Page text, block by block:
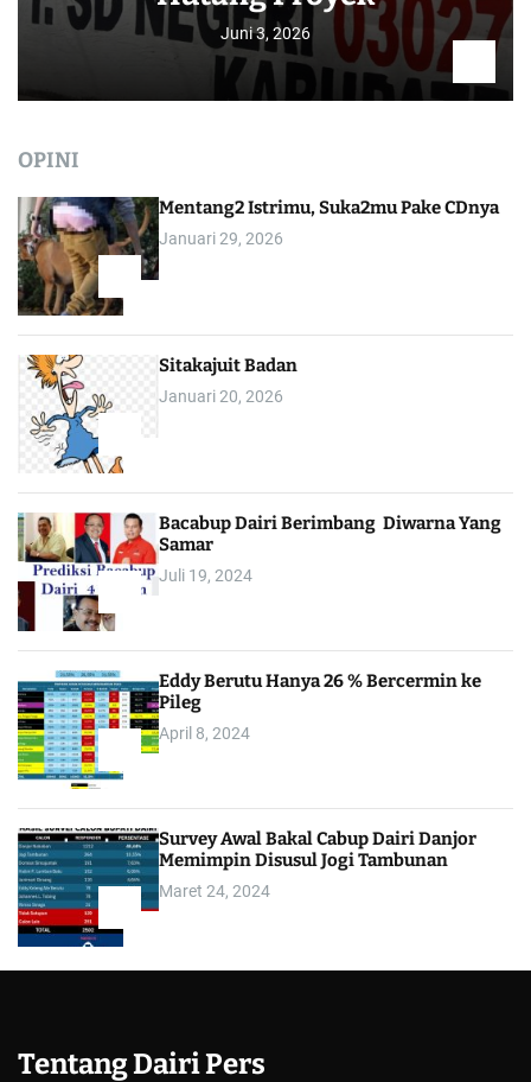
Juni 3, 2026
OPINI
Mentang2 Istrimu, Suka2mu Pake CDnya
Januari 29, 2026
Sitakajuit Badan
Januari 20, 2026
Bacabup Dairi Berimbang Diwarna Yang
Samar
Juli 19, 2024
Eddy Berutu Hanya 26 % Bercermin ke
Pileg
April 8, 2024
Survey Awal Bakal Cabup Dairi Danjor
Memimpin Disusul Jogi Tambunan
Maret 24, 2024
Tentang Dairi Pers